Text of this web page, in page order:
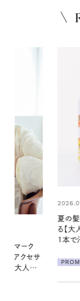
真夏
やりジ
地よく